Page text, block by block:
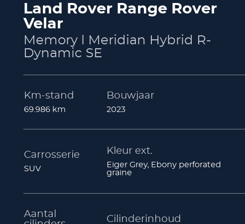
Land Rover Range Rover
Velar
Memory l Meridian Hybrid R-
Dynamic SE
Km-stand
69.986 km
Bouwjaar
2023
Carrosserie
SUV
Kleur ext.
Eiger Grey, Ebony perforated
graine
Aantal
Cilinderinhoud